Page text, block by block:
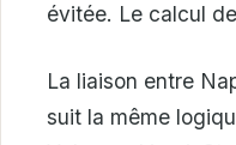
évitée. Le calcul
La liaison entre
suit la même